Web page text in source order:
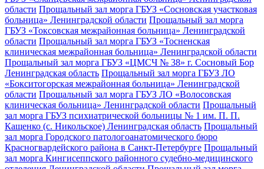
области Прощальный зал морга ГБУЗ «Сосновская участковая
больница» Ленинградской области Прощальный зал морга
ГБУЗ «Токсовская межрайонная больница» Ленинградской
области Прощальный зал морга ГБУЗ «Тосненская
клиническая межрайонная больница» Ленинградской области
Прощальный зал морга ГБУЗ «ЦМСЧ № 38» г. Сосновый Бор
Ленинградская область Прощальный зал морга ГБУЗ ЛО
«Бокситогорская межрайонная больница» Ленинградской
области Прощальный зал морга ГБУЗ ЛО «Волосовская
клиническая больница» Ленинградской области Прощальный
зал морга ГБУЗ психиатрической больницы № 1 им. П. П.
Кащенко (с. Никольское) Ленинградская область Прощальный
зал морга Городского патологоанатомического бюро
Красногвардейского района в Санкт-Петербурге Прощальный
зал морга Кингисеппского районного судебно-медицинского